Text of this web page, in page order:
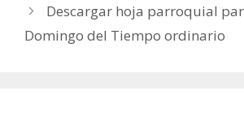
Descargar hoja parroquial
Domingo del Tiempo ordinario